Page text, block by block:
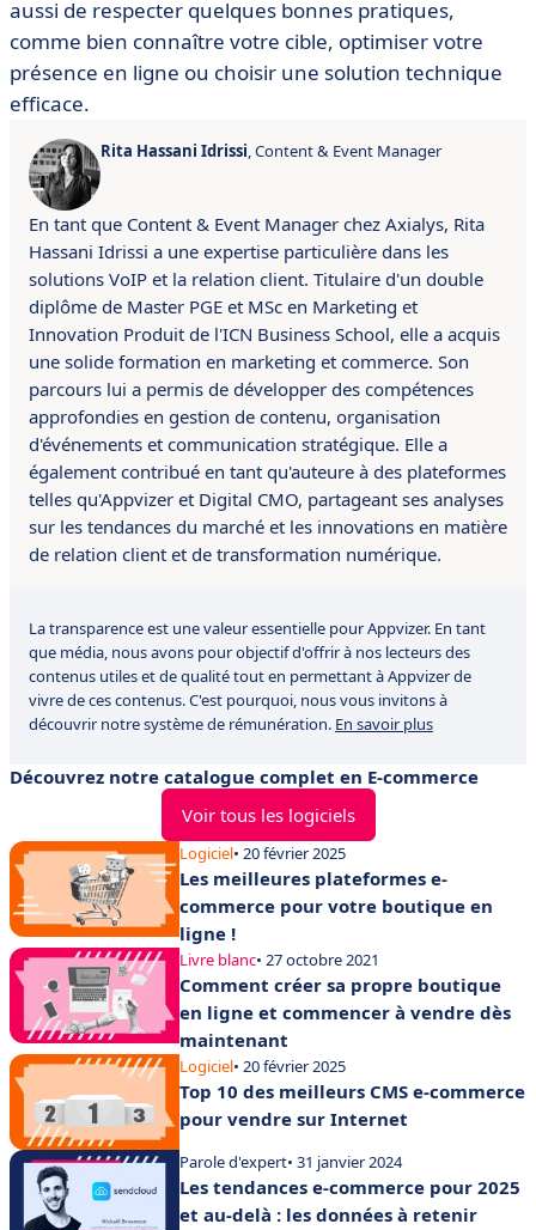
aussi de respecter quelques bonnes pratiques,
comme bien connaître votre cible, optimiser votre
présence en ligne ou choisir une solution technique
efficace.
Rita Hassani Idrissi, Content & Event Manager
En tant que Content & Event Manager chez Axialys, Rita
Hassani Idrissi a une expertise particulière dans les
solutions VoIP et la relation client. Titulaire d'un double
diplôme de Master PGE et MSc en Marketing et
Innovation Produit de l'ICN Business School, elle a acquis
une solide formation en marketing et commerce. Son
parcours lui a permis de développer des compétences
approfondies en gestion de contenu, organisation
d'événements et communication stratégique. Elle a
également contribué en tant qu'auteure à des plateformes
telles qu'Appvizer et Digital CMO, partageant ses analyses
sur les tendances du marché et les innovations en matière
de relation client et de transformation numérique.
La transparence est une valeur essentielle pour Appvizer. En tant
que média, nous avons pour objectif d'offrir à nos lecteurs des
contenus utiles et de qualité tout en permettant à Appvizer de
vivre de ces contenus. C'est pourquoi, nous vous invitons à
découvrir notre système de rémunération. En savoir plus
Découvrez notre catalogue complet en E-commerce
Voir tous les logiciels
Logiciel• 20 février 2025
Les meilleures plateformes e-
commerce pour votre boutique en
ligne !
Livre blanc• 27 octobre 2021
Comment créer sa propre boutique
en ligne et commencer à vendre dès
maintenant
Logiciel• 20 février 2025
Top 10 des meilleurs CMS e-commerce
pour vendre sur Internet
Parole d'expert• 31 janvier 2024
Les tendances e-commerce pour 2025
et au-delà : les données à retenir